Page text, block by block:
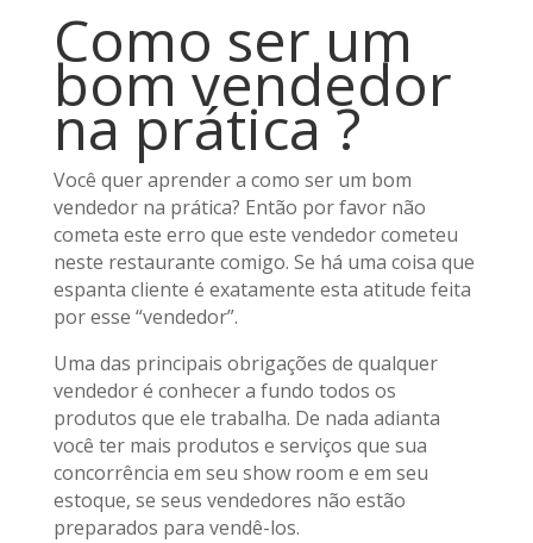
Como ser um
bom vendedor
na prática ?
Você quer aprender a como ser um bom
vendedor na prática? Então por favor não
cometa este erro que este vendedor cometeu
neste restaurante comigo. Se há uma coisa que
espanta cliente é exatamente esta atitude feita
por esse “vendedor”.
Uma das principais obrigações de qualquer
vendedor é conhecer a fundo todos os
produtos que ele trabalha. De nada adianta
você ter mais produtos e serviços que sua
concorrência em seu show room e em seu
estoque, se seus vendedores não estão
preparados para vendê-los.